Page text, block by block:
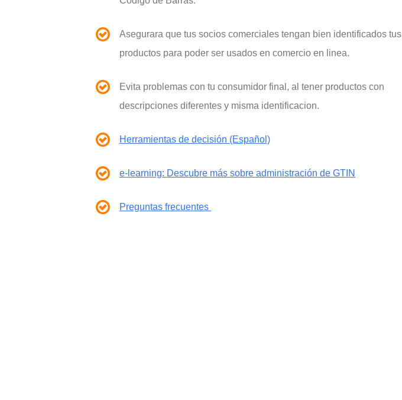
Asegurara que tus socios comerciales tengan bien identificados tus
productos para poder ser usados en comercio en linea.
Evita problemas con tu consumidor final, al tener productos con
descripciones diferentes y misma identificacion.
Herramientas de decisión (Español)
e-learning: Descubre más sobre administración de GTIN
Preguntas frecuentes